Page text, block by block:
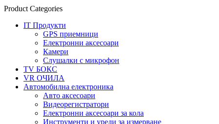
Product Categories
IT Продукти
GPS приемници
Електронни аксесоари
Камери
Слушалки с микрофон
TV БОКС
VR ОЧИЛА
Автомобилна електроника
Авто аксесоари
Видеорегистратори
Електронни аксесоари за кола
Инструменти и уреди за измерване